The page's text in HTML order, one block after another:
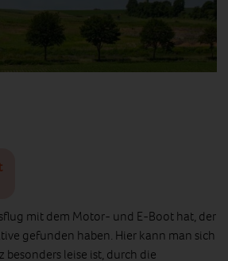
mit dem Motor- und E-Boot hat, der
gefunden haben. Hier kann man sich
leise ist, durch die